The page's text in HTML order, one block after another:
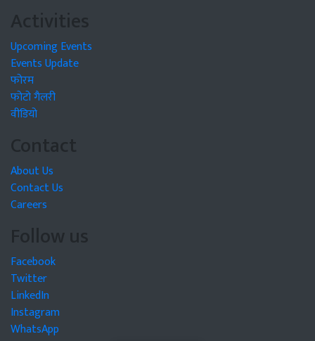
Activities
Upcoming Events
Events Update
फोरम
फोटो गैलरी
वीडियो
Contact
About Us
Contact Us
Careers
Follow us
Facebook
Twitter
LinkedIn
Instagram
WhatsApp